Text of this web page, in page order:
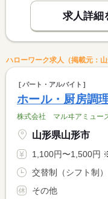
求人詳細
ハローワーク求人（掲載元：山
パート・アルバイト
ホール・厨房調
株式会社 マルヰアミュー
山形県山形市
1,100円〜1,500円 ※フルタイム求人の
その他